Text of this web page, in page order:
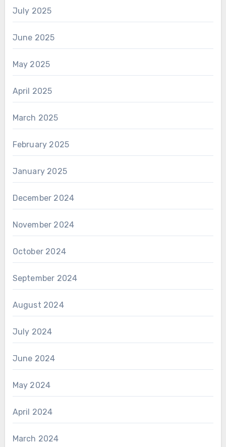
July 2025
June 2025
May 2025
April 2025
March 2025
February 2025
January 2025
December 2024
November 2024
October 2024
September 2024
August 2024
July 2024
June 2024
May 2024
April 2024
March 2024